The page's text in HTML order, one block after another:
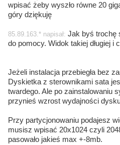
wpisać żeby wyszło równe 20
góry dziękuję
85.89.163.* napisał: Jak byś trochę
do pomocy. Widok takiej długiej i
Jeżeli instalacja przebiegła bez
Dyskietka z sterownikami sata
twardego. Ale po zainstalowaniu
przynieś wzrost wydajności
Przy partycjonowaniu podajesz
musisz wpisać 20x1024 czyli
pasowało jakieś max +-8mb.